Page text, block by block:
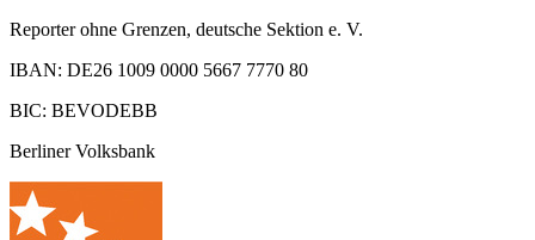
Reporter ohne Grenzen, deutsche Sektion e. V.
IBAN: DE26 1009 0000 5667 7770 80
BIC: BEVODEBB
Berliner Volksbank